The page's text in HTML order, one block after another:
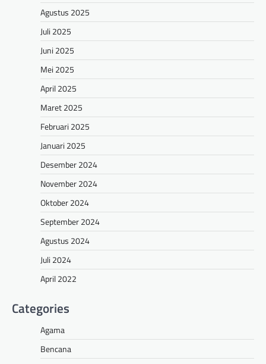
Agustus 2025
Juli 2025
Juni 2025
Mei 2025
April 2025
Maret 2025
Februari 2025
Januari 2025
Desember 2024
November 2024
Oktober 2024
September 2024
Agustus 2024
Juli 2024
April 2022
Categories
Agama
Bencana